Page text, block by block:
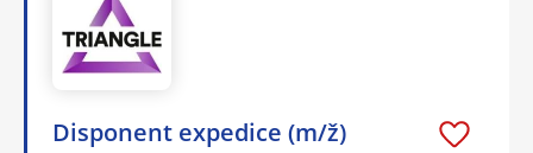
Disponent expedice (m/ž)